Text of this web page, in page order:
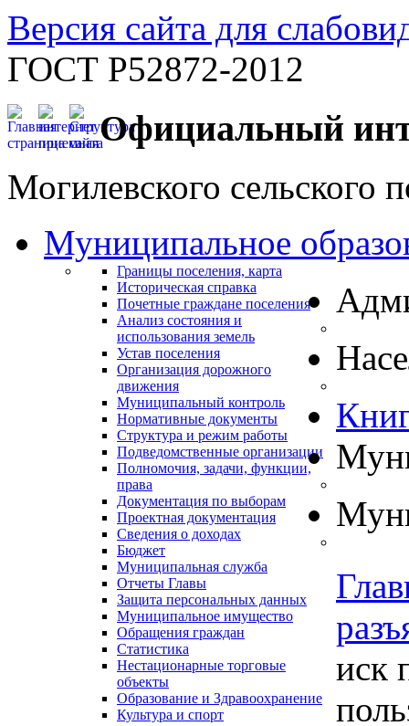
Версия сайта для
ГОСТ Р52872-2012
Официальный
Могилевского сельского
Муниципальное
Границы поселения, карта
Историческая справка
Почетные граждане поселения
Анализ состояния и
использования земель
Устав поселения
Организация дорожного
движения
Муниципальный контроль
Нормативные документы
Структура и режим работы
Подведомственные организации
Полномочия, задачи, функции,
права
Документация по выборам
Проектная документация
Сведения о доходах
Бюджет
Муниципальная служба
Отчеты Главы
Защита персональных данных
Муниципальное имущество
Обращения граждан
Статистика
Нестационарные торговые
объекты
Образование и Здравоохранение
Культура и спорт
иск